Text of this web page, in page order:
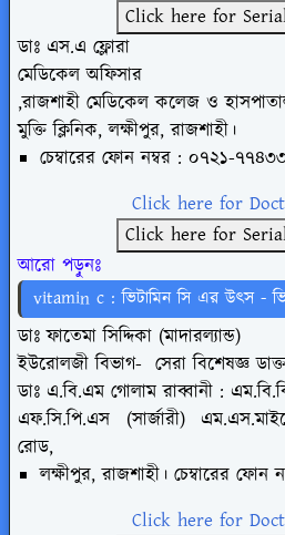
Click here for
ডাঃ এস.এ ফ্লোরা
মেডিকেল অফিসার
,রাজশাহী মেডিকেল কলেজ ও
মুক্তি ক্লিনিক, লক্ষীপুর, রাজশাহী।
চেম্বারের ফোন নম্বর : ০৭২১-
Click here for
Click here for
আরো পড়ুনঃ
vitamin c : ভিটামিন সি এর উৎস -
ডাঃ ফাতেমা সিদ্দিকা (মাদারল্যান্ড)
ইউরোলজী বিভাগ- সেরা বিশেষজ্ঞ
ডাঃ এ.বি.এম গোলাম রাব্বানী :
এফ.সি.পি.এস (সার্জারী)
রোড,
লক্ষীপুর, রাজশাহী। চেম্বারের ফোন
Click here for